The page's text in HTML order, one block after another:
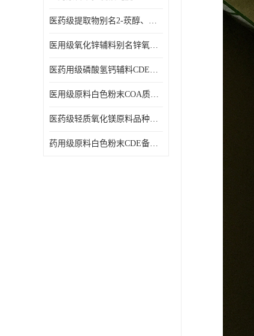
医药级提取物别名2-莰醇、龙脑1kg/袋
医用级氧化锌辅料别名锌氧粉CDE备案cas1314-13-2
医药用级磷酸氢钙辅料CDE备案CAS7757-93-9
医用级原料白色粉末COA质检同行CAS113-92-8
医药级轻质氧化镁原料品种多 有 质量好GMP认证 CDE备案
药用级原料白色粉末CDE备案cas56-75-7